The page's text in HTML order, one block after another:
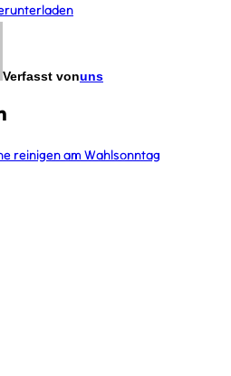
Verfasst vonuns
reinigen am Wahlsonntag